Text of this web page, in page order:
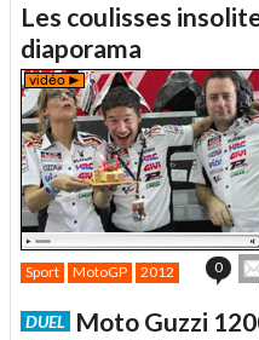
à
Les coulisses
diaporama
Sport MotoGP 2012 0
à
DUEL
Moto Guzzi